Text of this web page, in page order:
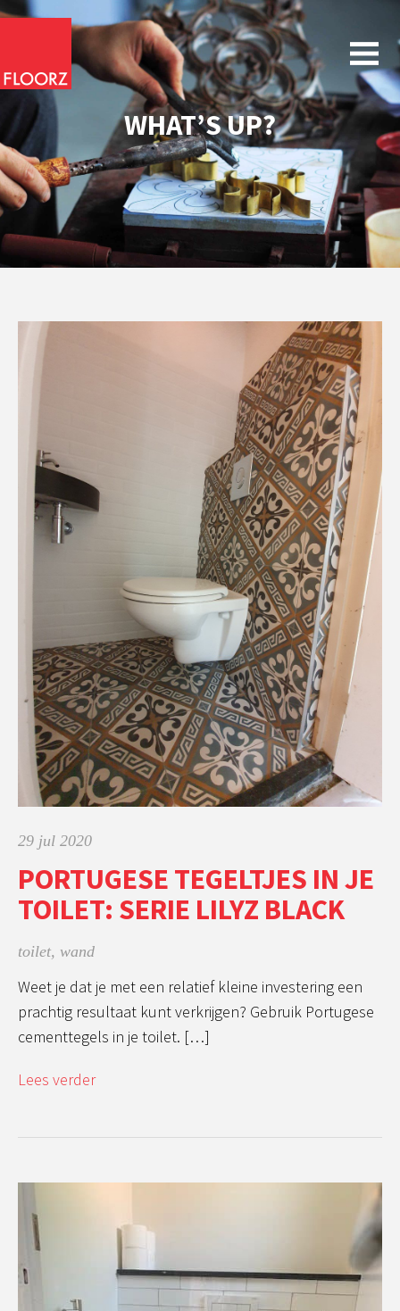
WHAT’S UP?
29 jul 2020
PORTUGESE TEGELTJES IN JE
TOILET: SERIE LILYZ BLACK
toilet, wand
Weet je dat je met een relatief kleine investering een
prachtig resultaat kunt verkrijgen? Gebruik Portugese
cementtegels in je toilet. […]
Lees verder